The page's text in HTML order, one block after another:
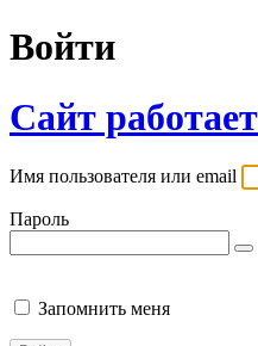
Войти
Сайт
Имя пользователя или email
Пароль
Запомнить меня